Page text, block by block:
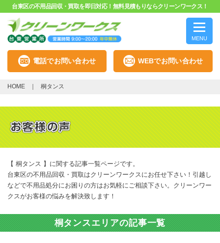
台東区の不用品回収・買取を即日対応！無料見積もりならクリーンワークス！
MENU
電話でお問い合わせ WEBでお問い合わせ
HOME 桐タンス
【 桐タンス 】に関する記事一覧ページです。
台東区の不用品回収・買取はクリーンワークスにお任せ下さい！引越し
などで不用品処分にお困りの方はお気軽にご相談下さい。クリーンワー
クスがお客様の悩みを解決致します！
桐タンスエリアの記事一覧